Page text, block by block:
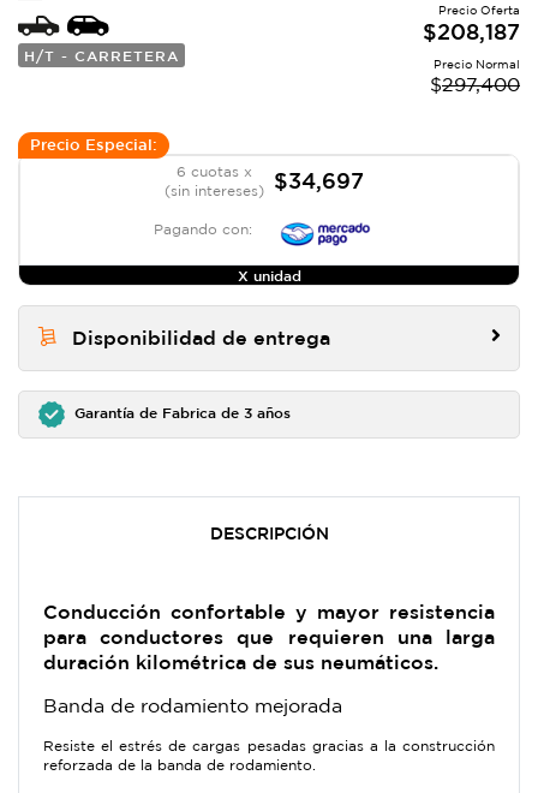
H/T - CARRETERA
Precio Oferta
$208,187
Precio Normal
$297,400
Precio Especial:
6 cuotas x
(sin intereses)
$34,697
Pagando con:
X unidad
Disponibilidad de entrega
Garantía de Fabrica de 3 años
DESCRIPCIÓN
Conducción confortable y mayor resistencia
para conductores que requieren una larga
duración kilométrica de sus neumáticos.
Banda de rodamiento mejorada
Resiste el estrés de cargas pesadas gracias a la construcción
reforzada de la banda de rodamiento.